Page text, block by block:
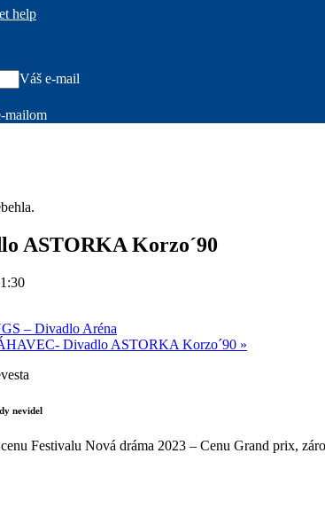
help
Váš e-mail
mailom
ASTORKA Korzo´90
– Divadlo Aréna
Divadlo ASTORKA Korzo´90 »
nevidel
Festivalu Nová dráma 2023 – Cenu Grand prix,